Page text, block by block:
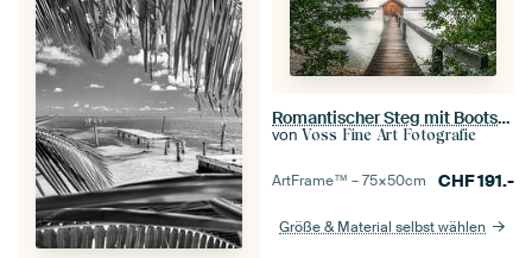
Romantischer Steg mit Bootshaus am See in Bayern
von Voss Fine Art Fotografie
ArtFrame™ –75×50cm CHF191.-
Größe & Material selbst wählen